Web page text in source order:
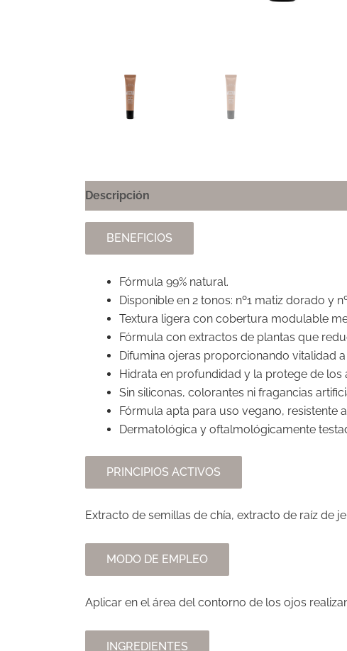
Descripción
BENEFICIOS
Fórmula 99% natural.
Disponible en 2 tonos: nº1 matiz dorado y
Textura ligera con cobertura modulable
Fórmula con extractos de plantas que
Difumina ojeras proporcionando vitalidad
Hidrata en profundidad y la protege de los
Sin siliconas, colorantes ni fragancias
Fórmula apta para uso vegano, resistente
Dermatológica y oftalmológicamente
PRINCIPIOS ACTIVOS
Extracto de semillas de chía, extracto de raíz de
MODO DE EMPLEO
Aplicar en el área del contorno de los ojos
INGREDIENTES